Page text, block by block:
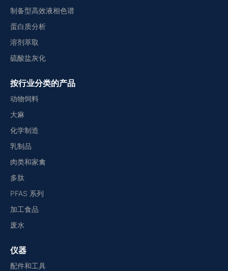
制备型高效液相色谱
蛋白质分析
溶剂萃取
硫酸盐灰化
按行业分类的产品
动物饲料
大麻
化学制造
乳制品
肉类和家禽
多肽
PFAS 系列
加工食品
废水
仪器
配件和工具